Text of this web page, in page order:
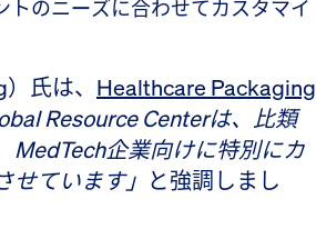
のニーズに合わせてカスタマイ
氏は、 Healthcare Packaging
Resource Centerは、比類
MedTech企業向けに特別にカ
ています」 と強調しまし